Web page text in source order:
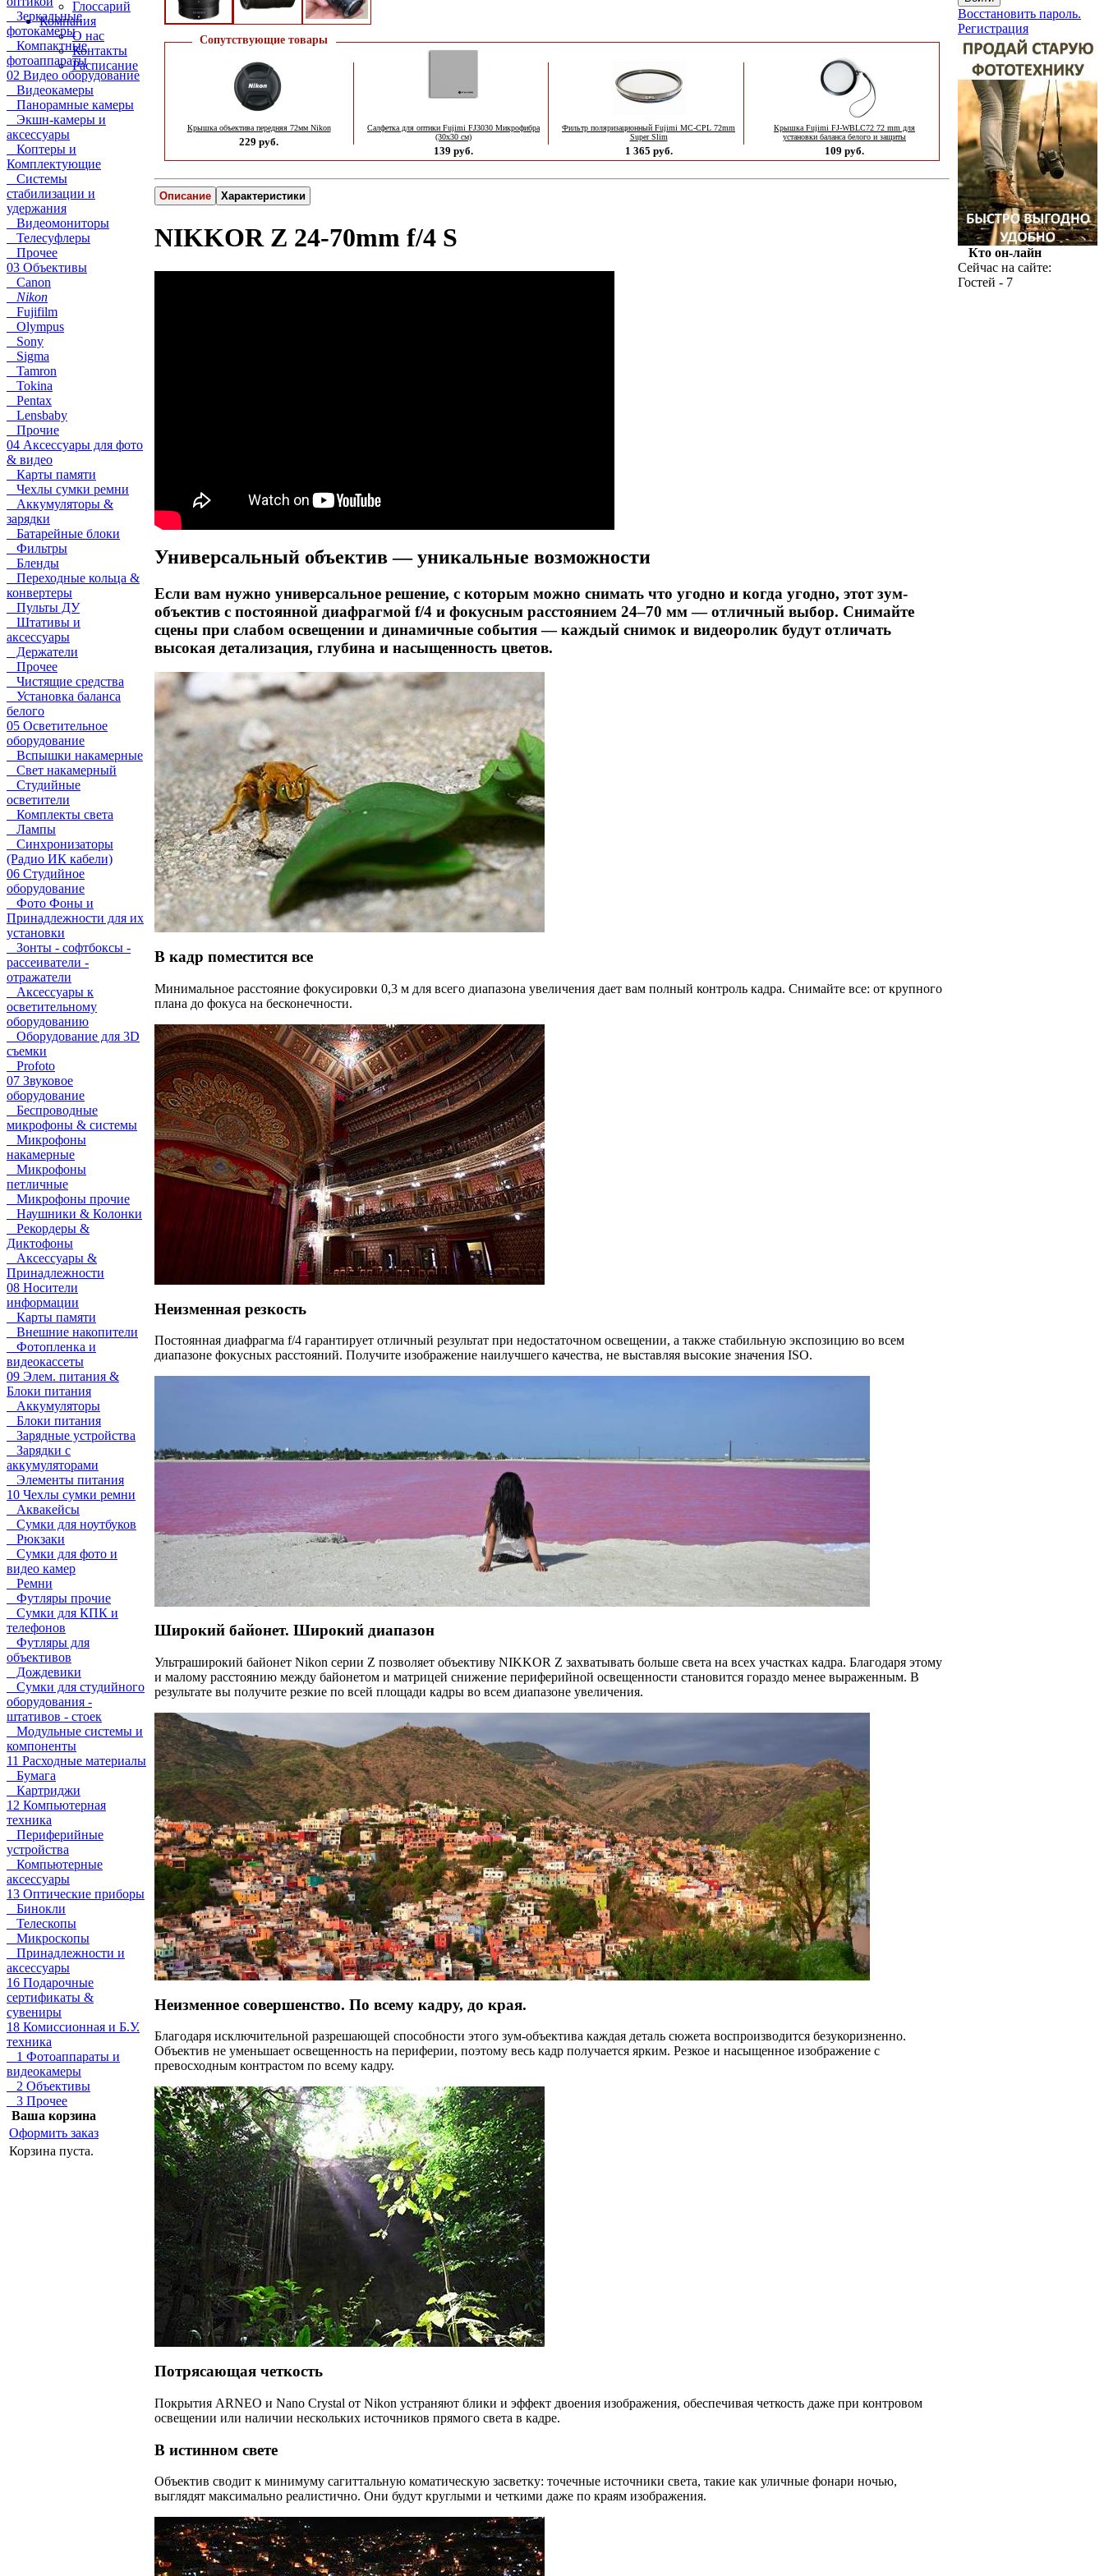
Глоссарий
Компания
О нас
Контакты
Расписание
Зеркальные
фотокамеры
Компактные
фотоаппараты
02 Видео оборудование
Видеокамеры
Панорамные камеры
Экшн-камеры и
аксессуары
Коптеры и
Комплектующие
Системы
стабилизации и
удержания
Видеомониторы
Телесуфлеры
Прочее
03 Объективы
Canon
Nikon
Fujifilm
Olympus
Sony
Sigma
Tamron
Tokina
Pentax
Lensbaby
Прочие
04 Аксессуары для фото
& видео
Карты памяти
Чехлы сумки ремни
Аккумуляторы &
зарядки
Батарейные блоки
Фильтры
Бленды
Переходные кольца &
конвертеры
Пульты ДУ
Штативы и
аксессуары
Держатели
Прочее
Чистящие средства
Установка баланса
белого
05 Осветительное
оборудование
Вспышки накамерные
Свет накамерный
Студийные
осветители
Комплекты света
Лампы
Синхронизаторы
(Радио ИК кабели)
06 Студийное
оборудование
Фото Фоны и
Принадлежности для их
установки
Зонты - софтбоксы -
рассеиватели -
отражатели
Аксессуары к
осветительному
оборудованию
Оборудование для 3D
съемки
Profoto
07 Звуковое
оборудование
Беспроводные
микрофоны & системы
Микрофоны
накамерные
Микрофоны
петличные
Микрофоны прочие
Наушники & Колонки
Рекордеры &
Диктофоны
Аксессуары &
Принадлежности
08 Носители
информации
Карты памяти
Внешние накопители
Фотопленка и
видеокассеты
09 Элем. питания &
Блоки питания
Аккумуляторы
Блоки питания
Зарядные устройства
Зарядки с
аккумуляторами
Элементы питания
10 Чехлы сумки ремни
Аквакейсы
Сумки для ноутбуков
Рюкзаки
Сумки для фото и
видео камер
Ремни
Футляры прочие
Сумки для КПК и
телефонов
Футляры для
объективов
Дождевики
Сумки для студийного
оборудования -
штативов - стоек
Модульные системы и
компоненты
11 Расходные материалы
Бумага
Картриджи
12 Компьютерная
техника
Периферийные
устройства
Компьютерные
аксессуары
13 Оптические приборы
Бинокли
Телескопы
Микроскопы
Принадлежности и
аксессуары
16 Подарочные
сертификаты &
сувениры
18 Комиссионная и Б.У.
техника
1 Фотоаппараты и
видеокамеры
2 Объективы
3 Прочее
Ваша корзина
Оформить заказ
Корзина пуста.
Сопутствующие товары
Крышка объектива передняя 72мм Nikon
229 руб.
Салфетка для оптики Fujimi FJ3030 Микрофибра
(30х30 см)
139 руб.
Фильтр поляризационный Fujimi MC-CPL 72mm
Super Slim
1 365 руб.
Крышка Fujimi FJ-WBLC72 72 mm для
установки баланса белого и защиты
109 руб.
Описание Характеристики
NIKKOR Z 24-70mm f/4 S
Универсальный объектив — уникальные возможности
Если вам нужно универсальное решение, с которым можно снимать что угодно и когда угодно, этот зум-
объектив с постоянной диафрагмой f/4 и фокусным расстоянием 24–70 мм — отличный выбор. Снимайте
сцены при слабом освещении и динамичные события — каждый снимок и видеоролик будут отличать
высокая детализация, глубина и насыщенность цветов.
В кадр поместится все
Минимальное расстояние фокусировки 0,3 м для всего диапазона увеличения дает вам полный контроль кадра. Снимайте все: от крупного
плана до фокуса на бесконечности.
Неизменная резкость
Постоянная диафрагма f/4 гарантирует отличный результат при недостаточном освещении, а также стабильную экспозицию во всем
диапазоне фокусных расстояний. Получите изображение наилучшего качества, не выставляя высокие значения ISO.
Широкий байонет. Широкий диапазон
Ультраширокий байонет Nikon серии Z позволяет объективу NIKKOR Z захватывать больше света на всех участках кадра. Благодаря этому
и малому расстоянию между байонетом и матрицей снижение периферийной освещенности становится гораздо менее выраженным. В
результате вы получите резкие по всей площади кадры во всем диапазоне увеличения.
Неизменное совершенство. По всему кадру, до края.
Благодаря исключительной разрешающей способности этого зум-объектива каждая деталь сюжета воспроизводится безукоризненно.
Объектив не уменьшает освещенность на периферии, поэтому весь кадр получается ярким. Резкое и насыщенное изображение с
превосходным контрастом по всему кадру.
Потрясающая четкость
Покрытия ARNEO и Nano Crystal от Nikon устраняют блики и эффект двоения изображения, обеспечивая четкость даже при контровом
освещении или наличии нескольких источников прямого света в кадре.
В истинном свете
Объектив сводит к минимуму сагиттальную коматическую засветку: точечные источники света, такие как уличные фонари ночью,
выглядят максимально реалистично. Они будут круглыми и четкими даже по краям изображения.
Восстановить пароль.
Регистрация
Кто он-лайн
Сейчас на сайте:
Гостей - 7